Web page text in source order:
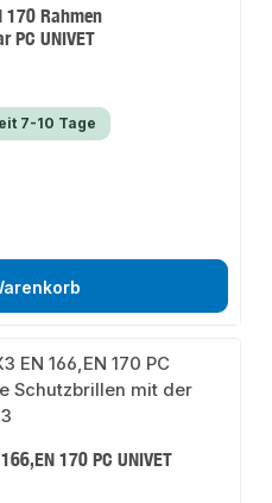
170 Rahmen
PC UNIVET
7-10 Tage
170 PC UNIVET